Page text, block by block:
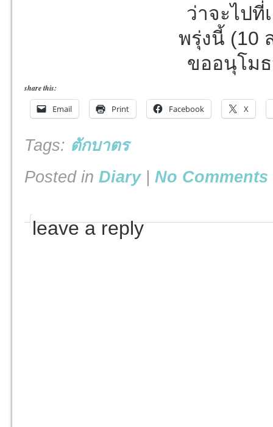
ว่าจะไปที่
พรุ่งนี้ (10
ขออนุโม
share this:
Email Print Facebook X
Tags: ตักบาตร
Posted in Diary| No Comments
leave a reply